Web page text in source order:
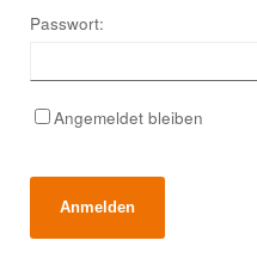
Passwort:
Angemeldet bleiben